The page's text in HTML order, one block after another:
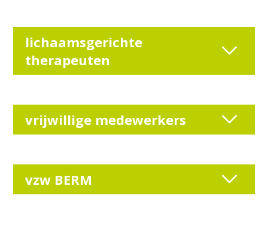
lichaamsgerichte
therapeuten
vrijwillige medewerkers
vzw BERM